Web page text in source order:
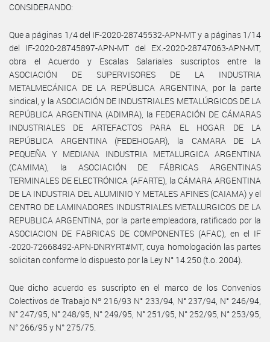
CONSIDERANDO:
Que a páginas 1/4 del IF-2020-28745532-APN-MT y a páginas 1/14
del IF-2020-28745897-APN-MT del EX.-2020-28747063-APN-MT,
obra el Acuerdo y Escalas Salariales suscriptos entre la
ASOCIACIÓN DE SUPERVISORES DE LA INDUSTRIA
METALMECÁNICA DE LA REPÚBLICA ARGENTINA, por la parte
sindical, y la ASOCIACIÓN DE INDUSTRIALES METALÚRGICOS DE LA
REPÚBLICA ARGENTINA (ADIMRA), la FEDERACIÓN DE CÁMARAS
INDUSTRIALES DE ARTEFACTOS PARA EL HOGAR DE LA
REPÚBLICA ARGENTINA (FEDEHOGAR), la CAMARA DE LA
PEQUEÑA Y MEDIANA INDUSTRIA METALURGICA ARGENTINA
(CAMIMA), la ASOCIACIÓN DE FÁBRICAS ARGENTINAS
TERMINALES DE ELECTRÓNICA (AFARTE), la CÁMARA ARGENTINA
DE LA INDUSTRIA DEL ALUMINIO Y METALES AFINES (CAIAMA) y el
CENTRO DE LAMINADORES INDUSTRIALES METALURGICOS DE LA
REPUBLICA ARGENTINA, por la parte empleadora, ratificado por la
ASOCIACION DE FABRICAS DE COMPONENTES (AFAC), en el IF
-2020-72668492-APN-DNRYRT#MT, cuya homologación las partes
solicitan conforme lo dispuesto por la Ley N° 14.250 (t.o. 2004).
Que dicho acuerdo es suscripto en el marco de los Convenios
Colectivos de Trabajo Nº 216/93 N° 233/94, N° 237/94, N° 246/94,
N° 247/95, N° 248/95, N° 249/95, N° 251/95, N° 252/95, N° 253/95,
N° 266/95 y N° 275/75.